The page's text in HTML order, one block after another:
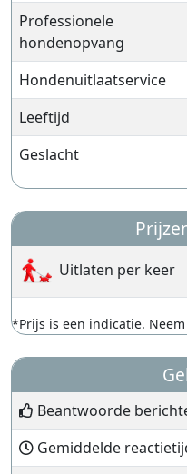
Professionele
hondenopvang
Hondenuitlaatservice
Leeftijd
Geslacht
Uitlaten per keer
*Prijs is een indicatie.
Beantwoorde
Gemiddelde